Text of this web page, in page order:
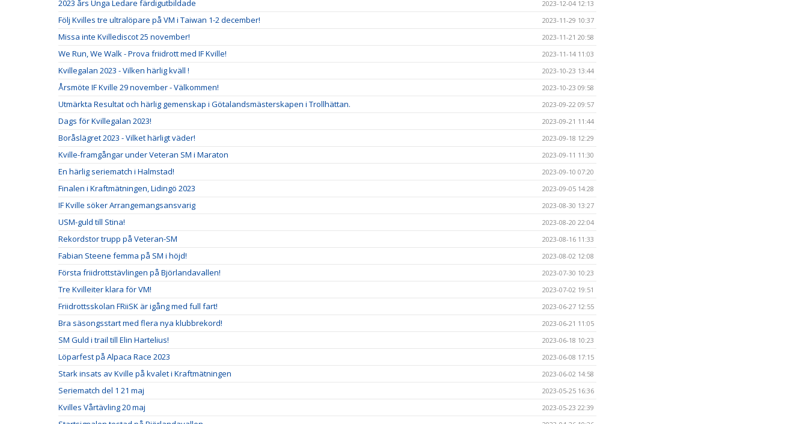
2023 års Unga Ledare färdigutbildade 2023-12-04 12:13
Följ Kvilles tre ultralöpare på VM i Taiwan 1-2 december! 2023-11-29 10:37
Missa inte Kvillediscot 25 november! 2023-11-21 20:58
We Run, We Walk - Prova friidrott med IF Kville! 2023-11-14 11:03
Kvillegalan 2023 - Vilken härlig kväll ! 2023-10-23 13:44
Årsmöte IF Kville 29 november - Välkommen! 2023-10-23 09:58
Utmärkta Resultat och härlig gemenskap i Götalandsmästerskapen i Trollhättan. 2023-09-22 09:57
Dags för Kvillegalan 2023! 2023-09-21 11:44
Boråslägret 2023 - Vilket härligt väder! 2023-09-18 12:29
Kville-framgångar under Veteran SM i Maraton 2023-09-11 11:30
En härlig seriematch i Halmstad! 2023-09-10 07:20
Finalen i Kraftmätningen, Lidingö 2023 2023-09-05 14:28
IF Kville söker Arrangemangsansvarig 2023-08-30 13:27
USM-guld till Stina! 2023-08-20 22:04
Rekordstor trupp på Veteran-SM 2023-08-16 11:33
Fabian Steene femma på SM i höjd! 2023-08-02 12:08
Första friidrottstävlingen på Björlandavallen! 2023-07-30 10:23
Tre Kvilleiter klara för VM! 2023-07-02 19:51
Friidrottsskolan FRiiSK är igång med full fart! 2023-06-27 12:55
Bra säsongsstart med flera nya klubbrekord! 2023-06-21 11:05
SM Guld i trail till Elin Hartelius! 2023-06-18 10:23
Löparfest på Alpaca Race 2023 2023-06-08 17:15
Stark insats av Kville på kvalet i Kraftmätningen 2023-06-02 14:58
Seriematch del 1 21 maj 2023-05-25 16:36
Kvilles Vårtävling 20 maj 2023-05-23 22:39